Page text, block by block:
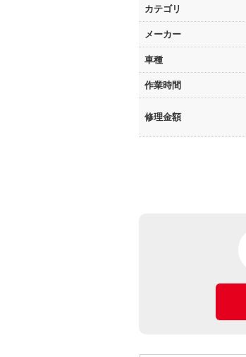
カテゴリ
メーカー
車種
作業時間
修理金額